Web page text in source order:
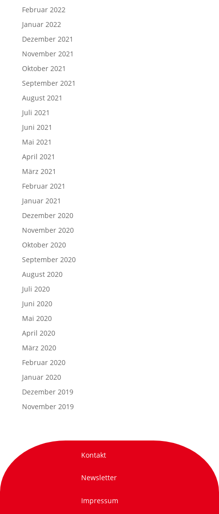
Februar 2022
Januar 2022
Dezember 2021
November 2021
Oktober 2021
September 2021
August 2021
Juli 2021
Juni 2021
Mai 2021
April 2021
März 2021
Februar 2021
Januar 2021
Dezember 2020
November 2020
Oktober 2020
September 2020
August 2020
Juli 2020
Juni 2020
Mai 2020
April 2020
März 2020
Februar 2020
Januar 2020
Dezember 2019
November 2019
Kontakt
Newsletter
Impressum